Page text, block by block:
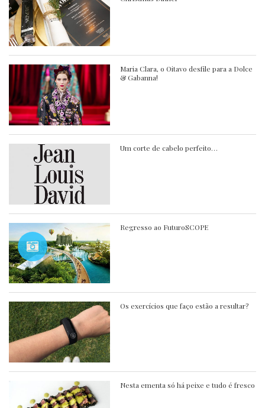
Maria Clara, o Oitavo desfile para a Dolce
& Gabanna!
Um corte de cabelo perfeito…
Regresso ao FuturoSCOPE
Os exercícios que faço estão a resultar?
Nesta ementa só há peixe e tudo é fresco